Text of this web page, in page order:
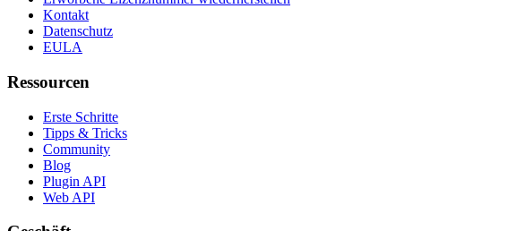
Kontakt
Datenschutz
EULA
Ressourcen
Erste Schritte
Tipps & Tricks
Community
Blog
Plugin API
Web API